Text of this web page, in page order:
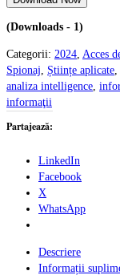
(Downloads - 1)
Categorii: 2024 Acces
Spionaj
Științe aplicate
analiza intelligence
informaţii
Partajează:
LinkedIn
Facebook
X
WhatsApp
Descriere
Informații